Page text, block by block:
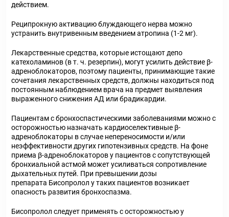
действием.
Реципрокную активацию блуждающего нерва можно
устранить внутривенным введением атропина (1-2 мг).
Лекарственные средства, которые истощают депо
катехоламинов (в т. ч. резерпин), могут усилить действие β-
адреноблокаторов, поэтому пациенты, принимающие такие
сочетания лекарственных средств, должны находиться под
постоянным наблюдением врача на предмет выявления
выраженного снижения АД или брадикардии.
Пациентам с бронхоспастическими заболеваниями можно с
осторожностью назначать кардиоселективные β-
адреноблокаторы в случае непереносимости и/или
неэффективности других гипотензивных средств. На фоне
приема β-адреноблокаторов у пациентов с сопутствующей
бронхиальной астмой может усиливаться сопротивление
дыхательных путей. При превышении дозы
препарата Бисопролол у таких пациентов возникает
опасность развития бронхоспазма.
Бисопролол следует применять с осторожностью у